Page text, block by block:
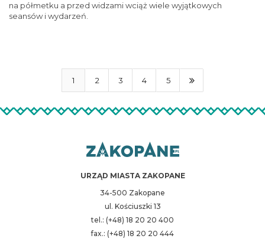
na półmetku a przed widzami wciąż wiele wyjątkowych
seansów i wydarzeń.
1 2 3 4 5
URZĄD MIASTA ZAKOPANE
34-500 Zakopane
ul. Kościuszki 13
tel.: (+48) 18 20 20 400
fax.: (+48) 18 20 20 444